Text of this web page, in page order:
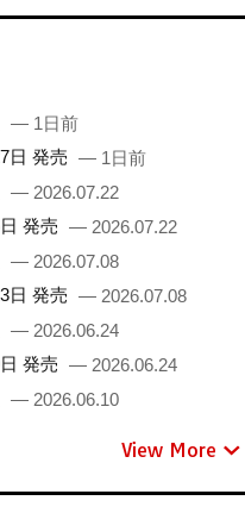
— 1日前
日 発売 — 1日前
— 2026.07.22
発売 — 2026.07.22
— 2026.07.08
日 発売 — 2026.07.08
— 2026.06.24
発売 — 2026.06.24
— 2026.06.10
View More